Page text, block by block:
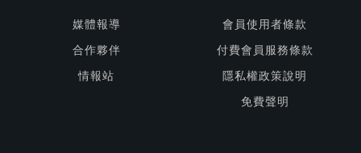
媒體報導
合作夥伴
情報站
會員使用者條款
付費會員服務條款
隱私權政策說明
免費聲明